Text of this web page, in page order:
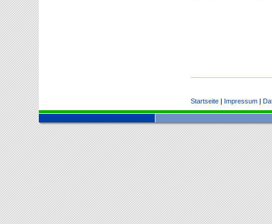
Startseite| Impressum|